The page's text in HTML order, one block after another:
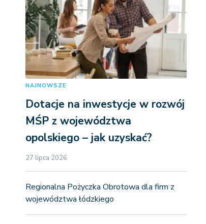
NAJNOWSZE
Dotacje na inwestycje w rozwój
MŚP z województwa
opolskiego – jak uzyskać?
27 lipca 2026
Regionalna Pożyczka Obrotowa dla firm z
województwa łódzkiego